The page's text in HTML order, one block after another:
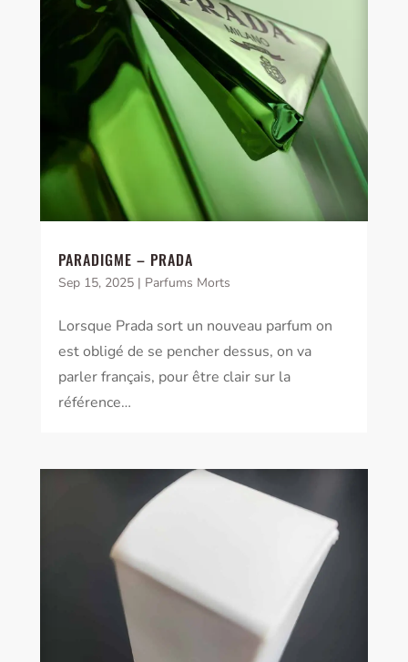
PARADIGME – PRADA
Sep 15, 2025| Parfums Morts
Lorsque Prada sort un nouveau parfum on
est obligé de se pencher dessus, on va
parler français, pour être clair sur la
référence…